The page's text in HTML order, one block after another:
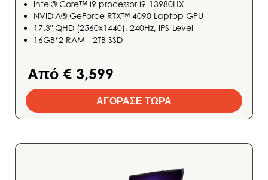
Intel® Core™ i9 processor i9-13980HX
NVIDIA® GeForce RTX™ 4090 Laptop GPU
17.3" QHD (2560x1440), 240Hz, IPS-Level
16GB*2 RAM - 2TB SSD
Από € 3,599
ΑΓΟΡΑΣΕ ΤΩΡΑ